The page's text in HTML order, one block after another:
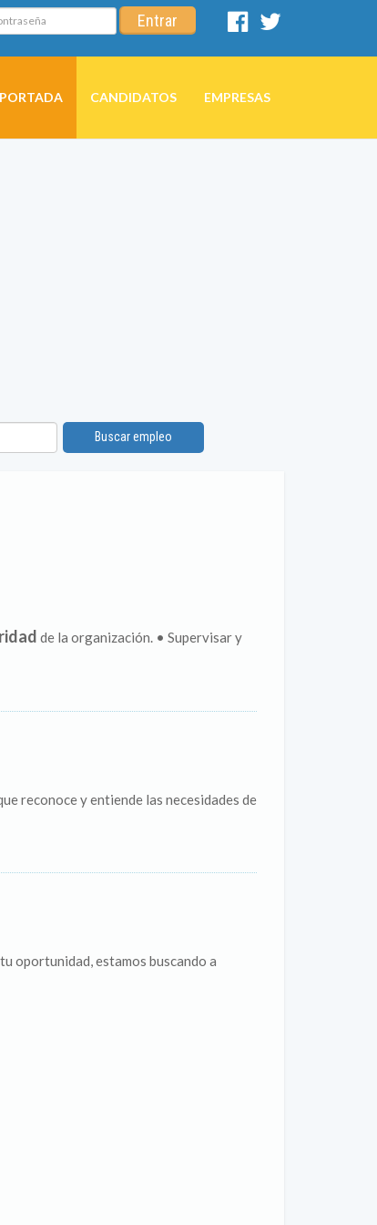
Entrar
Facebook
PORTADA CANDIDATOS EMPRESAS
Buscar empleo
de la organización. • Supervisar y
reconoce y entiende las necesidades de
oportunidad, estamos buscando a